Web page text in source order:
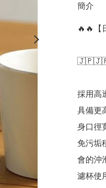
簡介
🔥🔥【
🇯🇵🇯🇵
採用高
具備更
身口徑
免污垢
會的沖
濾杯使